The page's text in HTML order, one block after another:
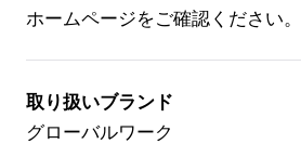
IR情報
サステナビリティ
ホームページをご確認ください。
取り扱いブランド
グローバルワーク